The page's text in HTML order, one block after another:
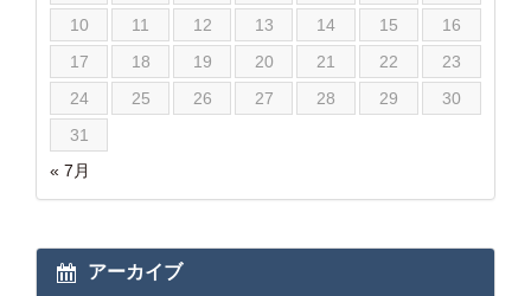
« 7月
10
11 12 13 14 15
16
17
18 19 20 21 22
23
24
25 26 27 28 29
30
31
アーカイブ